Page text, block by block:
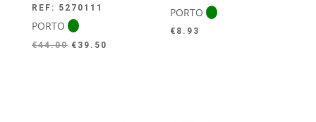
REF: 5270111
PORTO
€44.00 O
€ 39.50
PORTO
€ 8.93